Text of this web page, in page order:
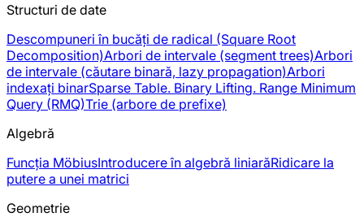
Structuri de date
Descompuneri în bucăți de radical (Square Root
Decomposition)Arbori de intervale (segment trees)Arbori
de intervale (căutare binară, lazy propagation)Arbori
indexați binarSparse Table. Binary Lifting. Range Minimum
Query (RMQ)Trie (arbore de prefixe)
Algebră
Funcția MöbiusIntroducere în algebră liniarăRidicare la
putere a unei matrici
Geometrie